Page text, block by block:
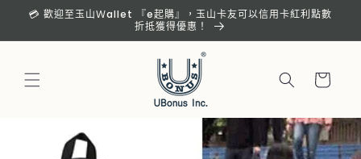
跳至內
💳 歡迎至玉山Ｗallet 『e起購』，玉山卡友可以信用卡紅利點數
折抵獲得優惠！
物